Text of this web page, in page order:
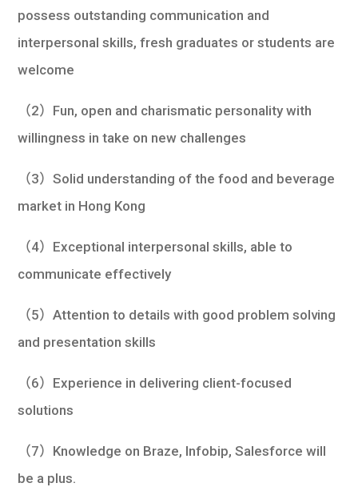
possess outstanding communication and
interpersonal skills, fresh graduates or students are
welcome
（2）Fun, open and charismatic personality with
willingness in take on new challenges
（3）Solid understanding of the food and beverage
market in Hong Kong
（4）Exceptional interpersonal skills, able to
communicate effectively
（5）Attention to details with good problem solving
and presentation skills
（6）Experience in delivering client-focused
solutions
（7）Knowledge on Braze, Infobip, Salesforce will
be a plus.